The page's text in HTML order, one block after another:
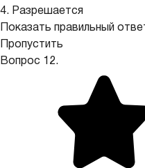
4. Разрешается
Показать правильный
Пропустить
Вопрос 12.